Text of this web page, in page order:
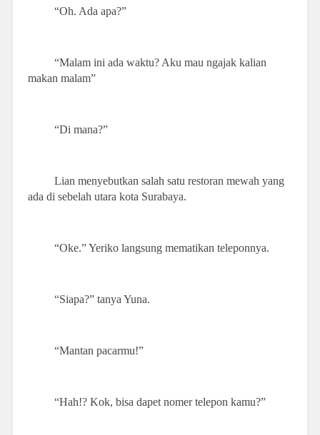
“Oh. Ada apa?”
“Malam ini ada waktu? Aku mau ngajak kalian
makan malam”
“Di mana?”
Lian menyebutkan salah satu restoran mewah yang
ada di sebelah utara kota Surabaya.
“Oke.” Yeriko langsung mematikan teleponnya.
“Siapa?” tanya Yuna.
“Mantan pacarmu!”
“Hah!? Kok, bisa dapet nomer telepon kamu?”